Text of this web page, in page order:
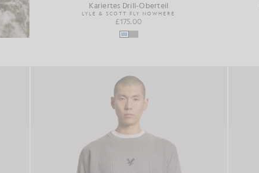
Kariertes Drill-Oberteil
LYLE & SCOTT FLY NOWHERE
£175.00